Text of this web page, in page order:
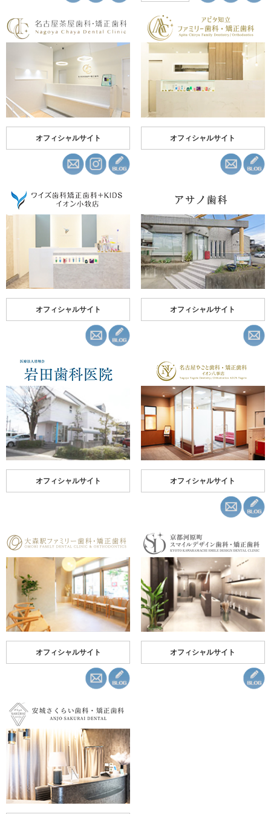
オフィシャルサイト オフィシャルサイト
オフィシャルサイト オフィシャルサイト
オフィシャルサイト オフィシャルサイト
オフィシャルサイト オフィシャルサイト